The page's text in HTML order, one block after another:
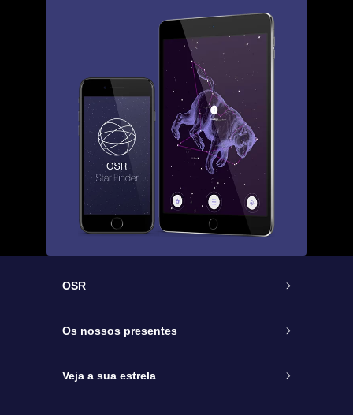
OSR
Serviço
Contactos
Os nossos presentes
Prenda Star Online
Veja a sua estrela